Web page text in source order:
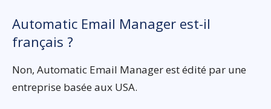
Automatic Email Manager est-il
français ?
Non, Automatic Email Manager est édité par une
entreprise basée aux USA.